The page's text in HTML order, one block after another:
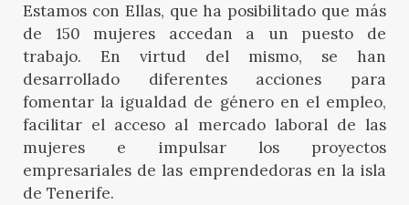
Estamos con Ellas, que ha posibilitado que más
de 150 mujeres accedan a un puesto de
trabajo. En virtud del mismo, se han
desarrollado diferentes acciones para
fomentar la igualdad de género en el empleo,
facilitar el acceso al mercado laboral de las
mujeres e impulsar los proyectos
empresariales de las emprendedoras en la isla
de Tenerife.